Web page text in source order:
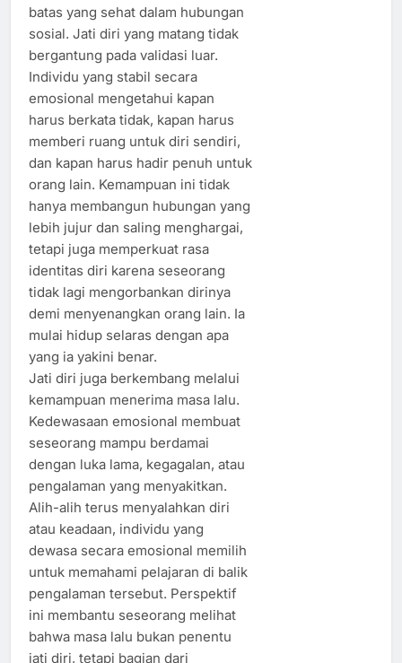
batas yang sehat dalam hubungan
sosial. Jati diri yang matang tidak
bergantung pada validasi luar.
Individu yang stabil secara
emosional mengetahui kapan
harus berkata tidak, kapan harus
memberi ruang untuk diri sendiri,
dan kapan harus hadir penuh untuk
orang lain. Kemampuan ini tidak
hanya membangun hubungan yang
lebih jujur dan saling menghargai,
tetapi juga memperkuat rasa
identitas diri karena seseorang
tidak lagi mengorbankan dirinya
demi menyenangkan orang lain. Ia
mulai hidup selaras dengan apa
yang ia yakini benar.
Jati diri juga berkembang melalui
kemampuan menerima masa lalu.
Kedewasaan emosional membuat
seseorang mampu berdamai
dengan luka lama, kegagalan, atau
pengalaman yang menyakitkan.
Alih-alih terus menyalahkan diri
atau keadaan, individu yang
dewasa secara emosional memilih
untuk memahami pelajaran di balik
pengalaman tersebut. Perspektif
ini membantu seseorang melihat
bahwa masa lalu bukan penentu
jati diri, tetapi bagian dari